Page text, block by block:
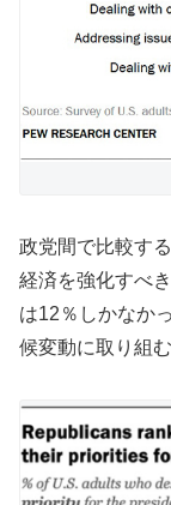
政党間で比較す
経済を強化すべ
は12％しかなか
候変動に取り組